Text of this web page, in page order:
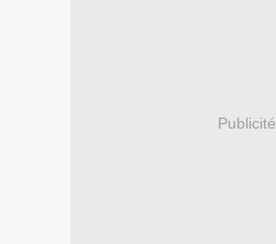
Publicité